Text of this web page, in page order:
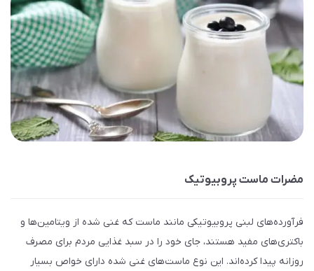
مضرات ماست پروبیوتیک
فرآورده‌های لبنی پروبیوتیکی مانند ماست که غنی شده از ویتامین‌ها و
باکتری‌های مفید هستند، جای خود را در سبد غذایی مردم برای مصرف
روزانه پیدا کرده‌اند. این نوع ماست‌های غنی شده دارای خواص بسیار